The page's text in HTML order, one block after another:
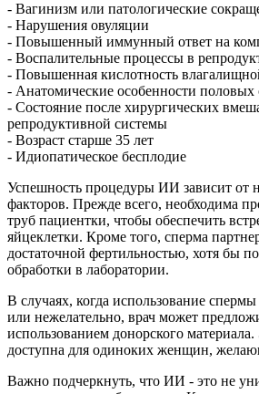
- Вагинизм или патологические
- Нарушения овуляции
- Повышенный иммунный ответ на
- Воспалительные процессы в
- Повышенная кислотность
- Анатомические особенности половых
- Состояние после хирургических
репродуктивной системы
- Возраст старше 35 лет
- Идиопатическое бесплодие
Успешность процедуры ИИ зависит от
факторов. Прежде всего, необходима
труб пациентки, чтобы обеспечить
яйцеклетки. Кроме того, сперма
достаточной фертильностью, хотя бы
обработки в лаборатории.
В случаях, когда использование
или нежелательно, врач может
использованием донорского
доступна для одиноких женщин,
Важно подчеркнуть, что ИИ - это не